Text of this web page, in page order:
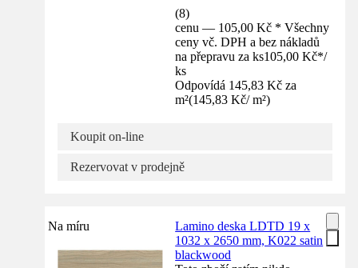
(8)
cenu — 105,00 Kč * Všechny
ceny vč. DPH a bez nákladů
na přepravu za ks105,00 Kč*/
ks
Odpovídá 145,83 Kč za
m²(145,83 Kč/ m²)
Koupit on-line
Rezervovat v prodejně
Na míru
Lamino deska LDTD 19 x
1032 x 2650 mm, K022 satin
blackwood